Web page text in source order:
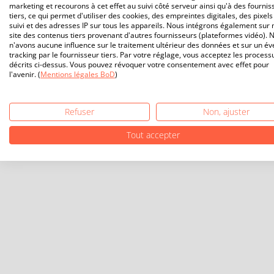
marketing et recourons à cet effet au suivi côté serveur ainsi qu'à des
tiers, ce qui permet d'utiliser des cookies, des empreintes digitales, des
suivi et des adresses IP sur tous les appareils. Nous intégrons également sur
site des contenus tiers provenant d'autres fournisseurs (plateformes vidéo).
n'avons aucune influence sur le traitement ultérieur des données et sur un
tracking par le fournisseur tiers. Par votre réglage, vous acceptez les
décrits ci-dessus. Vous pouvez révoquer votre consentement avec effet pour
l'avenir. (Mentions légales BoD)
Refuser
Non, ajuster
Tout accepter